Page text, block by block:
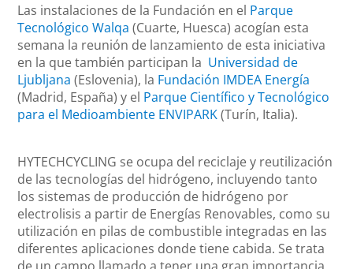
Las instalaciones de la Fundación en el Parque
Tecnológico Walqa (Cuarte, Huesca) acogían esta
semana la reunión de lanzamiento de esta iniciativa
en la que también participan la Universidad de
Ljubljana (Eslovenia), la Fundación IMDEA Energía
(Madrid, España) y el Parque Científico y Tecnológico
para el Medioambiente ENVIPARK(Turín, Italia).
HYTECHCYCLING se ocupa del reciclaje y reutilización
de las tecnologías del hidrógeno, incluyendo tanto
los sistemas de producción de hidrógeno por
electrolisis a partir de Energías Renovables, como su
utilización en pilas de combustible integradas en las
diferentes aplicaciones donde tiene cabida. Se trata